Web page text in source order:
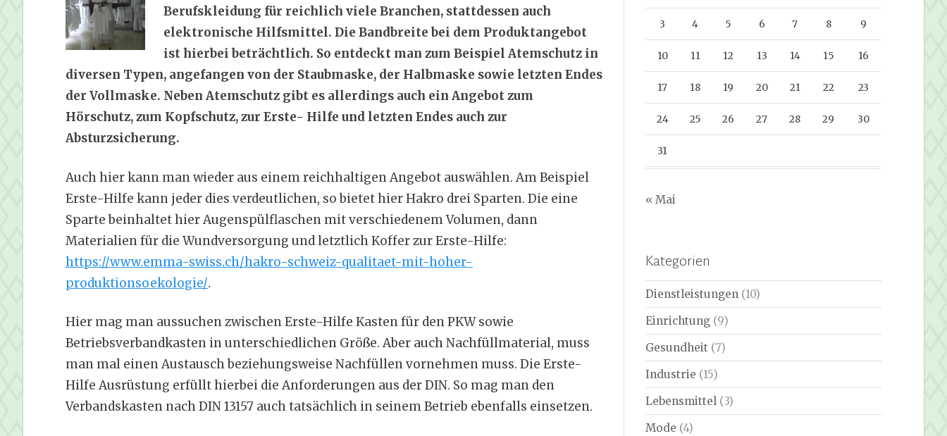
Berufskleidung für reichlich viele Branchen, stattdessen auch
elektronische Hilfsmittel. Die Bandbreite bei dem Produktangebot
ist hierbei beträchtlich. So entdeckt man zum Beispiel Atemschutz in
diversen Typen, angefangen von der Staubmaske, der Halbmaske sowie letzten Endes
der Vollmaske. Neben Atemschutz gibt es allerdings auch ein Angebot zum
Hörschutz, zum Kopfschutz, zur Erste- Hilfe und letzten Endes auch zur
Absturzsicherung.
Auch hier kann man wieder aus einem reichhaltigen Angebot auswählen. Am Beispiel
Erste-Hilfe kann jeder dies verdeutlichen, so bietet hier Hakro drei Sparten. Die eine
Sparte beinhaltet hier Augenspülflaschen mit verschiedenem Volumen, dann
Materialien für die Wundversorgung und letztlich Koffer zur Erste-Hilfe:
https://www.emma-swiss.ch/hakro-schweiz-qualitaet-mit-hoher-
produktionsoekologie/.
Hier mag man aussuchen zwischen Erste-Hilfe Kasten für den PKW sowie
Betriebsverbandkasten in unterschiedlichen Größe. Aber auch Nachfüllmaterial, muss
man mal einen Austausch beziehungsweise Nachfüllen vornehmen muss. Die Erste-
Hilfe Ausrüstung erfüllt hierbei die Anforderungen aus der DIN. So mag man den
Verbandskasten nach DIN 13157 auch tatsächlich in seinem Betrieb ebenfalls einsetzen.
3 4 5 6 7 8 9
10 11 12 13 14 15 16
17 18 19 20 21 22 23
24 25 26 27 28 29 30
31
« Mai
Kategorien
Dienstleistungen (10)
Einrichtung (9)
Gesundheit (7)
Industrie (15)
Lebensmittel (3)
Mode (4)